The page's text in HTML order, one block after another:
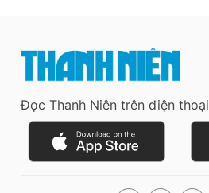
Đọc Thanh Niên trên điện thoại